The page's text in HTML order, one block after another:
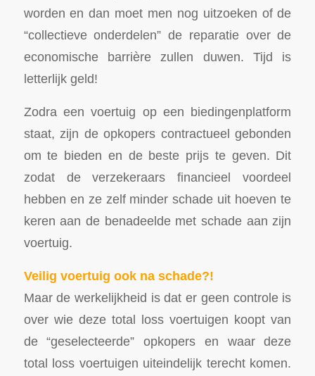
worden en dan moet men nog uitzoeken of de
“collectieve onderdelen” de reparatie over de
economische barrière zullen duwen. Tijd is
letterlijk geld!
Zodra een voertuig op een biedingenplatform
staat, zijn de opkopers contractueel gebonden
om te bieden en de beste prijs te geven. Dit
zodat de verzekeraars financieel voordeel
hebben en ze zelf minder schade uit hoeven te
keren aan de benadeelde met schade aan zijn
voertuig.
Veilig voertuig ook na schade?!
Maar de werkelijkheid is dat er geen controle is
over wie deze total loss voertuigen koopt van
de “geselecteerde” opkopers en waar deze
total loss voertuigen uiteindelijk terecht komen.